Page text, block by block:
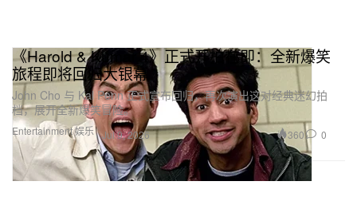
Entertainment 娱乐
《Harold & Kumar 4》正式开拍在即：全新爆笑
旅程即将回归大银幕
John Cho 与 Kal Penn 正式宣布回归，再次演出这对经典迷幻拍
档，展开全新爆笑冒险。
Jul 9, 2026 360 0